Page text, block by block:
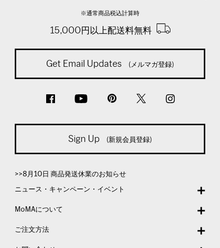
※通常商品税込計算時
15,000円以上配送料無料
Get Email Updates (メルマガ登録)
Sign Up (新規会員登録)
>>8月10日 商品発送休業のお知らせ
ニュース・キャンペーン・イベント
MoMAについて
ご注文方法